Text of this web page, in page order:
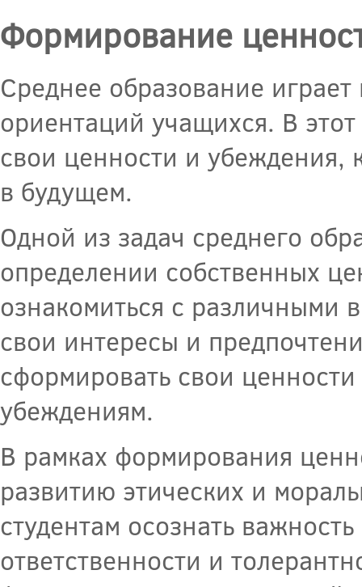
Формирование
Среднее образование
ориентаций учащихся. В
свои ценности и убеждения,
в будущем.
Одной из задач среднего
определении собственных
ознакомиться с различными
свои интересы и
сформировать свои
убеждениям.
В рамках формирования
развитию этических и
студентам осознать
ответственности и